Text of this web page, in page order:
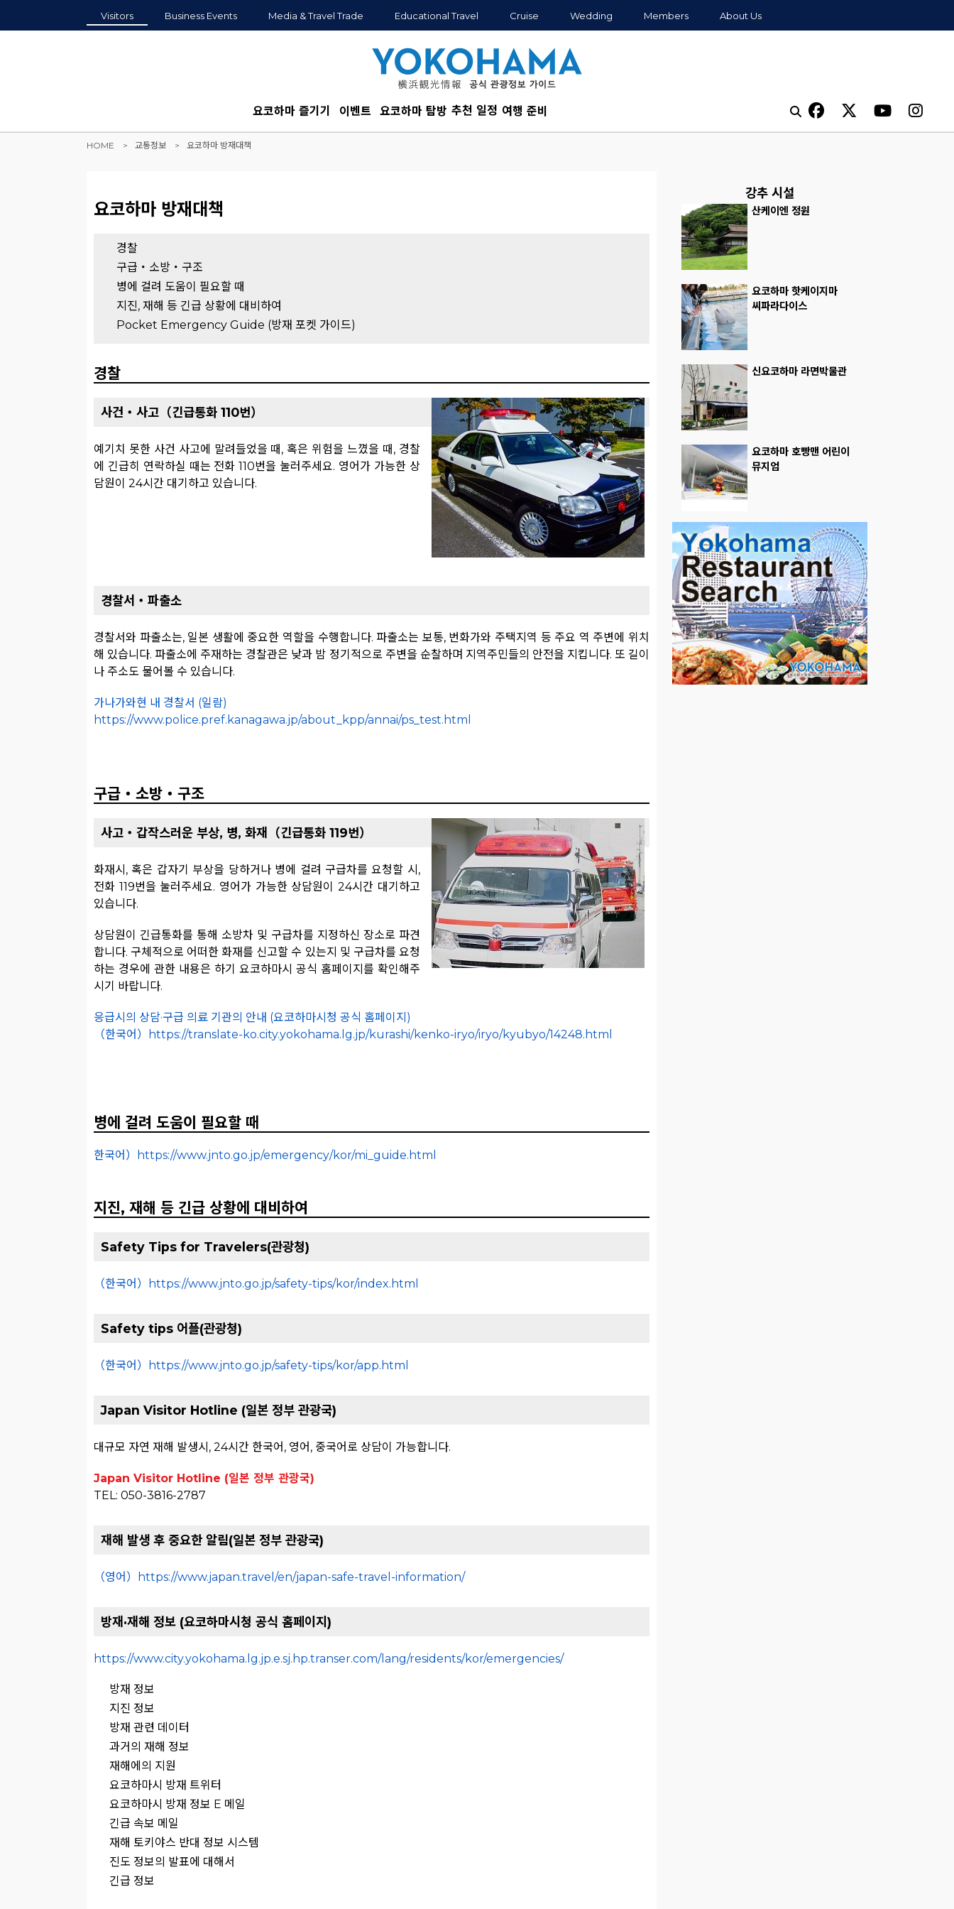
Visitors Business Events Media & Travel Trade Educational Travel Cruise Wedding Members About Us
요코하마 즐기기 이벤트 요코하마 탐방 추천 일정 여행 준비
HOME 교통정보 요코하마 방재대책
요코하마 방재대책
경찰
구급・소방・구조
병에 걸려 도움이 필요할 때
지진, 재해 등 긴급 상황에 대비하여
Pocket Emergency Guide (방재 포켓 가이드)
경찰
사건・사고（긴급통화 110번）
예기치 못한 사건 사고에 말려들었을 때, 혹은 위험을 느꼈을 때, 경찰
에 긴급히 연락하실 때는 전화 110번을 눌러주세요. 영어가 가능한 상
담원이 24시간 대기하고 있습니다.
경찰서・파출소
경찰서와 파출소는, 일본 생활에 중요한 역할을 수행합니다. 파출소는 보통, 번화가와 주택지역 등 주요 역 주변에 위치
해 있습니다. 파출소에 주재하는 경찰관은 낮과 밤 정기적으로 주변을 순찰하며 지역주민들의 안전을 지킵니다. 또 길이
나 주소도 물어볼 수 있습니다.
가나가와현 내 경찰서 (일람)
https://www.police.pref.kanagawa.jp/about_kpp/annai/ps_test.html
구급・소방・구조
사고・갑작스러운 부상, 병, 화재（긴급통화 119번）
화재시, 혹은 갑자기 부상을 당하거나 병에 걸려 구급차를 요청할 시,
전화 119번을 눌러주세요. 영어가 가능한 상담원이 24시간 대기하고
있습니다.
상담원이 긴급통화를 통해 소방차 및 구급차를 지정하신 장소로 파견
합니다. 구체적으로 어떠한 화재를 신고할 수 있는지 및 구급차를 요청
하는 경우에 관한 내용은 하기 요코하마시 공식 홈페이지를 확인해주
시기 바랍니다.
응급시의 상담·구급 의료 기관의 안내 (요코하마시청 공식 홈페이지)
（한국어）https://translate-ko.city.yokohama.lg.jp/kurashi/kenko-iryo/iryo/kyubyo/14248.html
병에 걸려 도움이 필요할 때
한국어）https://www.jnto.go.jp/emergency/kor/mi_guide.html
지진, 재해 등 긴급 상황에 대비하여
Safety Tips for Travelers(관광청)
（한국어）https://www.jnto.go.jp/safety-tips/kor/index.html
Safety tips 어플(관광청)
（한국어）https://www.jnto.go.jp/safety-tips/kor/app.html
Japan Visitor Hotline (일본 정부 관광국)
대규모 자연 재해 발생시, 24시간 한국어, 영어, 중국어로 상담이 가능합니다.
Japan Visitor Hotline (일본 정부 관광국)
TEL: 050-3816-2787
재해 발생 후 중요한 알림(일본 정부 관광국)
（영어）https://www.japan.travel/en/japan-safe-travel-information/
방재·재해 정보 (요코하마시청 공식 홈페이지)
https://www.city.yokohama.lg.jp.e.sj.hp.transer.com/lang/residents/kor/emergencies/
방재 정보
지진 정보
방재 관련 데이터
과거의 재해 정보
재해에의 지원
요코하마시 방재 트위터
요코하마시 방재 정보 E 메일
긴급 속보 메일
재해 토키야스 반대 정보 시스템
진도 정보의 발표에 대해서
긴급 정보
강추 시설
산케이엔 정원
요코하마 핫케이지마
씨파라다이스
신요코하마 라면박물관
요코하마 호빵맨 어린이
뮤지엄